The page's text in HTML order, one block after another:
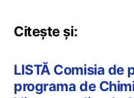
Citește și:
LISTĂ Comisia de
programa de